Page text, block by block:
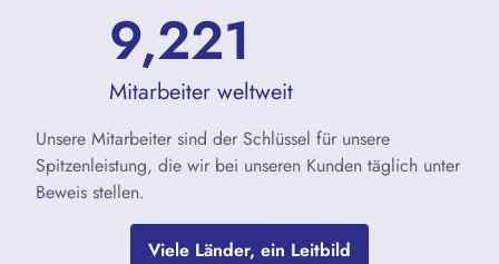
10,000
Mitarbeiter weltweit
Unsere Mitarbeiter sind der Schlüssel für unsere
Spitzenleistung, die wir bei unseren Kunden täglich unter
Beweis stellen.
Viele Länder, ein Leitbild